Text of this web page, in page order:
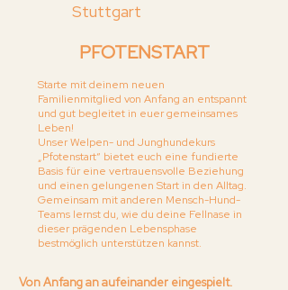
Stuttgart
PFOTENSTART
Starte mit deinem neuen
Familienmitglied von Anfang an entspannt
und gut begleitet in euer gemeinsames
Leben!
Unser Welpen- und Junghundekurs
„Pfotenstart“ bietet euch eine fundierte
Basis für eine vertrauensvolle Beziehung
und einen gelungenen Start in den Alltag.
Gemeinsam mit anderen Mensch-Hund-
Teams lernst du, wie du deine Fellnase in
dieser prägenden Lebensphase
bestmöglich unterstützen kannst.
Von Anfang an aufeinander eingespielt.